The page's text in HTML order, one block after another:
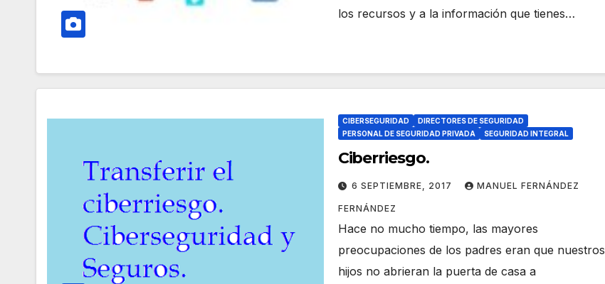
los recursos y a la información que tienes…
CIBERSEGURIDAD
DIRECTORES DE SEGURIDAD
PERSONAL DE SEGURIDAD PRIVADA
SEGURIDAD INTEGRAL
Ciberriesgo.
6 SEPTIEMBRE, 2017 MANUEL FERNÁNDEZ
FERNÁNDEZ
Hace no mucho tiempo, las mayores
preocupaciones de los padres eran que nuestros
hijos no abrieran la puerta de casa a